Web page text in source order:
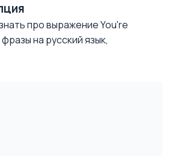
про выражение You're
на русский язык,